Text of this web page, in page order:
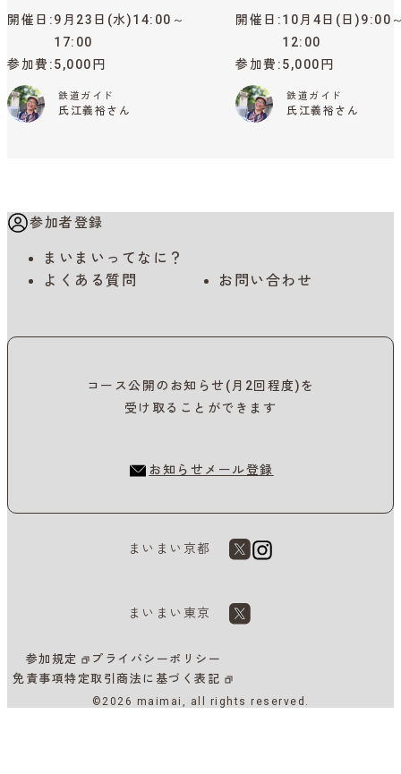
開催日
9月23日(水)14:00～
17:00
参加費 5,000円
鉄道ガイド
氏江義裕さん
開催日
10月4日(日)9:00
12:00
参加費 5,000円
鉄道ガイド
氏江義裕さん
参加者登録
まいまいってなに？
よくある質問
お問い合わせ
コース公開のお知らせ(月2回程度)を
受け取ることができます
お知らせメール登録
まいまい京都
まいまい東京
参加規定
プライバシーポリシー
免責事項特定取引商法に基づく表記
©2026 maimai, all rights reserved.